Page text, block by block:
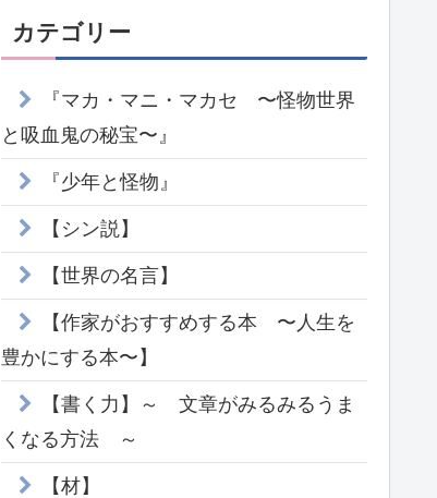
カテゴリー
『マカ・マニ・マカセ 〜怪物世界
と吸血鬼の秘宝〜』
『少年と怪物』
【シン説】
【世界の名言】
【作家がおすすめする本 〜人生を
豊かにする本〜】
【書く力】～ 文章がみるみるうま
くなる方法 ～
【材】